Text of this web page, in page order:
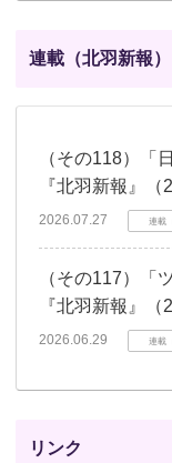
連載（北羽新報）
（その118）「
『北羽新報』（
2026.07.27 連載
（その117）「
『北羽新報』（
2026.06.29 連載
リンク